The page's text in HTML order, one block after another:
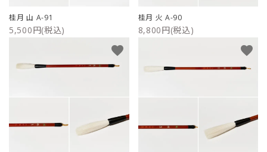
プライバシーポリシー
特定商取引法について
桂月 山 A-91
5,500円(税込)
桂月 火 A-90
8,800円(税込)
favorite favorite